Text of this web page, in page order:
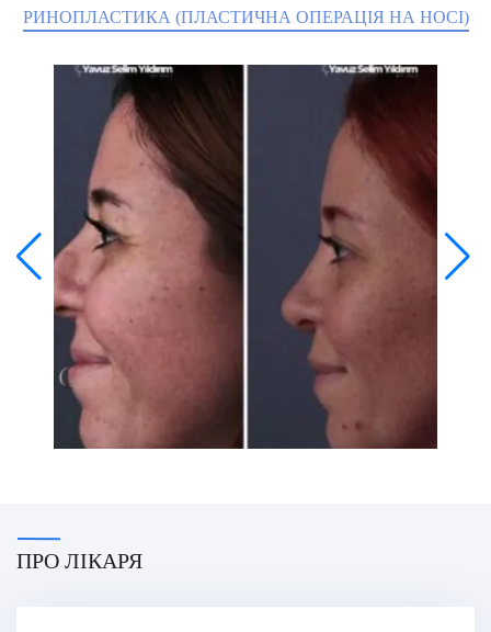
РИНОПЛАСТИКА (ПЛАСТИЧНА ОПЕРАЦІЯ НА НОСІ)
ПРО ЛІКАРЯ